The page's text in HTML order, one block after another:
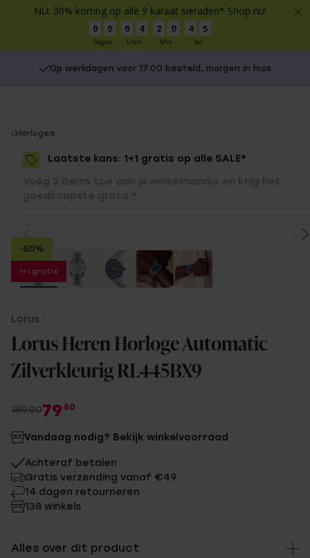
NU: 30% korting op alle 9 karaat sieraden* Shop nu!
0 0
Dagen
0 4
Uren
2 9
Min
4 5
Sec
Op werkdagen voor 17:00 besteld, morgen in huis
You
are
here:
Horloges
Laatste kans: 1+1 gratis op alle SALE*
Voeg 2 items toe aan je winkelmandje en krijg het
goedkoopste gratis. *
-50%
1+1 gratis
Lorus
Lorus Heren Horloge Automatic
Zilverkleurig RL445BX9
159.0079 50
Vandaag nodig? Bekijk winkelvoorraad
Achteraf betalen
Gratis verzending vanaf €49
14 dagen retourneren
138 winkels
Alles over dit product